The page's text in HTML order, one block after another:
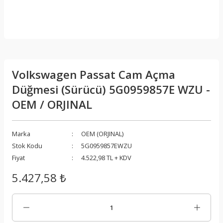
Volkswagen Passat Cam Açma
Düğmesi (Sürücü) 5G0959857E WZU -
OEM / ORJINAL
Marka
OEM (ORJINAL)
Stok Kodu
5G0959857EWZU
Fiyat
4.522,98 TL + KDV
5.427,58 ₺